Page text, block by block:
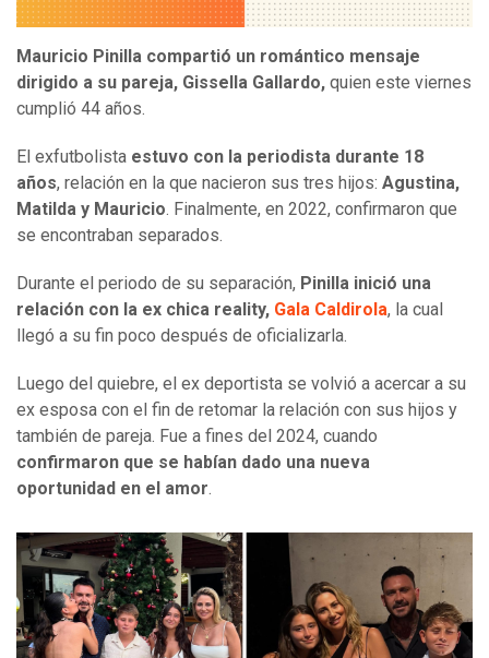
Mauricio Pinilla compartió un romántico mensaje
dirigido a su pareja, Gissella Gallardo, quien este viernes
cumplió 44 años.
El exfutbolista estuvo con la periodista durante 18
años, relación en la que nacieron sus tres hijos: Agustina,
Matilda y Mauricio. Finalmente, en 2022, confirmaron que
se encontraban separados.
Durante el periodo de su separación, Pinilla inició una
relación con la ex chica reality, Gala Caldirola, la cual
llegó a su fin poco después de oficializarla.
Luego del quiebre, el ex deportista se volvió a acercar a su
ex esposa con el fin de retomar la relación con sus hijos y
también de pareja. Fue a fines del 2024, cuando
confirmaron que se habían dado una nueva
oportunidad en el amor.